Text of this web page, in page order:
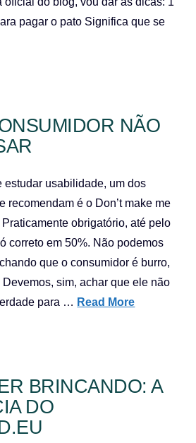
pagar o pato Significa que se
NÃO
estudar usabilidade, um dos
recomendam é o Don’t make me
obrigatório, até pelo
correto em 50%. Não podemos
que o consumidor é burro,
sim, achar que ele não
para … Read More
BRINCANDO: A
DO